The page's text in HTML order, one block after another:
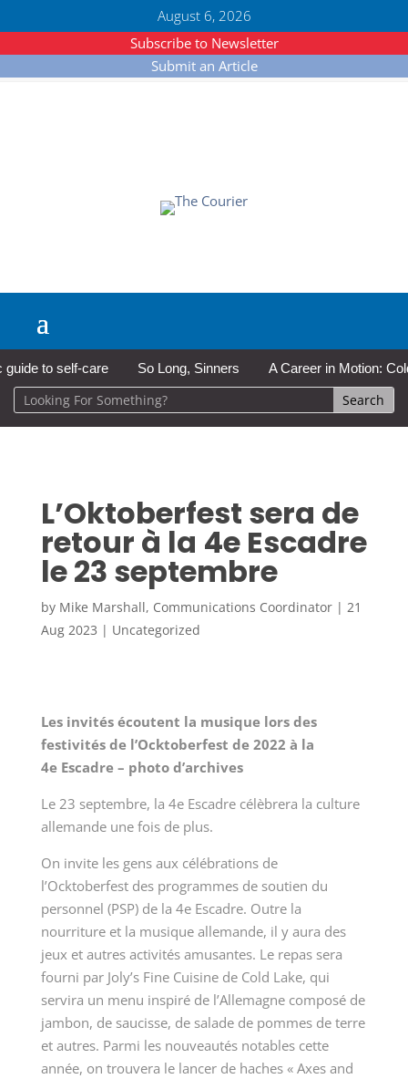
August 6, 2026
Subscribe to Newsletter
Submit an Article
to self-care So Long, Sinners A Career in Motion: Cold
L’Oktoberfest sera de
retour à la 4e Escadre
le 23 septembre
by Mike Marshall, Communications Coordinator| 21
Aug 2023 | Uncategorized
Les invités écoutent la musique lors des
festivités de l’Ocktoberfest de 2022 à la
4eEscadre – photo d’archives
Le 23 septembre, la 4eEscadre célèbrera la culture
allemande une fois de plus.
On invite les gens aux célébrations de
l’Ocktoberfest des programmes de soutien du
personnel (PSP) de la 4eEscadre. Outre la
nourriture et la musique allemande, il y aura des
jeux et autres activités amusantes. Le repas sera
fourni par Joly’s Fine Cuisine de Cold Lake, qui
servira un menu inspiré de l’Allemagne composé de
jambon, de saucisse, de salade de pommes de terre
et autres. Parmi les nouveautés notables cette
année, on trouvera le lancer de haches « Axes and